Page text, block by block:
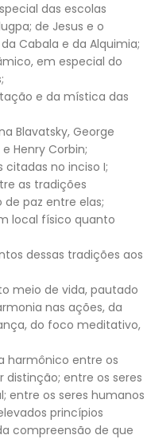
das escolas
de Jesus e o
Cabala e da Alquimia;
em especial do
e da mística das
Blavatsky, George
Henry Corbin;
citadas no inciso I;
as tradições
paz entre elas;
local físico quanto
dessas tradições aos
meio de vida, pautado
nas ações, da
do foco meditativo,
harmônico entre os
distinção; entre os seres
entre os seres humanos
princípios
compreensão de que